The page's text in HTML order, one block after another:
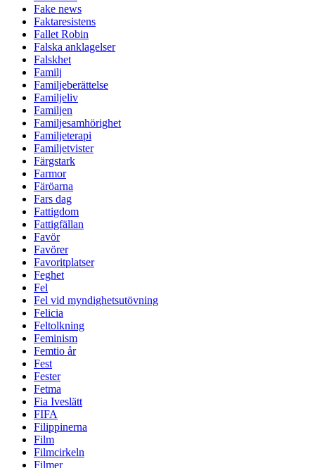
Fake news
Faktaresistens
Fallet Robin
Falska anklagelser
Falskhet
Familj
Familjeberättelse
Familjeliv
Familjen
Familjesamhörighet
Familjeterapi
Familjetvister
Färgstark
Farmor
Färöarna
Fars dag
Fattigdom
Fattigfällan
Favör
Favörer
Favoritplatser
Feghet
Fel
Fel vid myndighetsutövning
Felicia
Feltolkning
Feminism
Femtio år
Fest
Fester
Fetma
Fia Iveslätt
FIFA
Filippinerna
Film
Filmcirkeln
Filmer